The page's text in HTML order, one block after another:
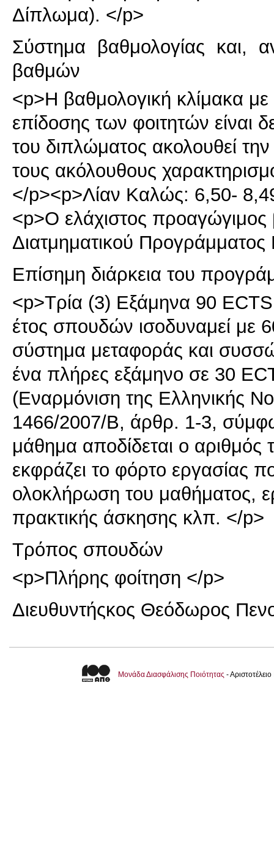
Δίπλωμα). </p>
Σύστημα βαθμολογίας και,
βαθμών
<p>Η βαθμολογική κλίμακα με
επίδοσης των φοιτητών είναι
του διπλώματος ακολουθεί
τους ακόλουθους
</p><p>Λίαν Καλώς: 6,50-
<p>Ο ελάχιστος προαγώγιμος
Διατμηματικού
Επίσημη διάρκεια του
<p>Τρία (3) Εξάμηνα 90
έτος σπουδών ισοδυναμεί με
σύστημα μεταφοράς και
ένα πλήρες εξάμηνο σε 30
(Εναρμόνιση της Ελληνικής
1466/2007/Β, άρθρ. 1-3,
μάθημα αποδίδεται ο
εκφράζει το φόρτο εργασίας
ολοκλήρωση του μαθήματος,
πρακτικής άσκησης κλπ. </p>
Τρόπος σπουδών
<p>Πλήρης φοίτηση </p>
Διευθυντήςκος Θεόδωρος
Μονάδα Διασφάλισης Ποιότητας -